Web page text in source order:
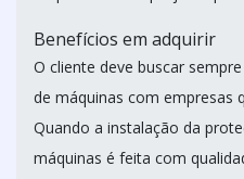
Benefícios em adquirir
O cliente deve buscar
de máquinas com empresas
Quando a instalação da
máquinas é feita com